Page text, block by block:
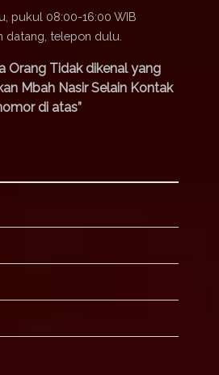
pukul 08:00-16:00 WIB
datang, telepon dulu.
Orang Tidak dikenal yang
Mbah Nasir Selain Kontak
di atas”